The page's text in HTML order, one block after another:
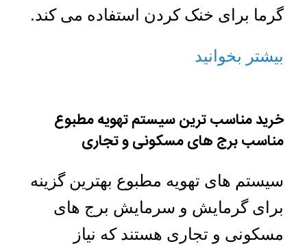
گرما برای خنک کردن استفاده می کند.
بیشتر بخوانید
خرید مناسب ترین سیستم تهویه مطبوع
مناسب برج های مسکونی و تجاری
سیستم های تهویه مطبوع بهترین گزینه
برای گرمایش و سرمایش برج های
مسکونی و تجاری هستند که نیاز